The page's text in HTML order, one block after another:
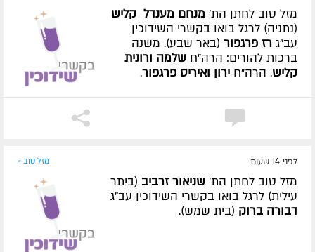
מזל טוב לחתן הת' מנחם מענדל קליש
(נתניה) לרגל בואו בקשרי השידוכין
עב"ג רז פרגפור (באר שבע). משנה
ברכות להורים: הרה"ח שלמה ורונית
קליש. הרה"ח ירון ואיריס פרגפור.
לפני 14 שעות מזל טוב »
מזל טוב לחתן הת' שניאור זרביב (ביתר
עילית) לרגל בואו בקשרי השידוכין עב"ג
דבורה ברוק (בית שמש).